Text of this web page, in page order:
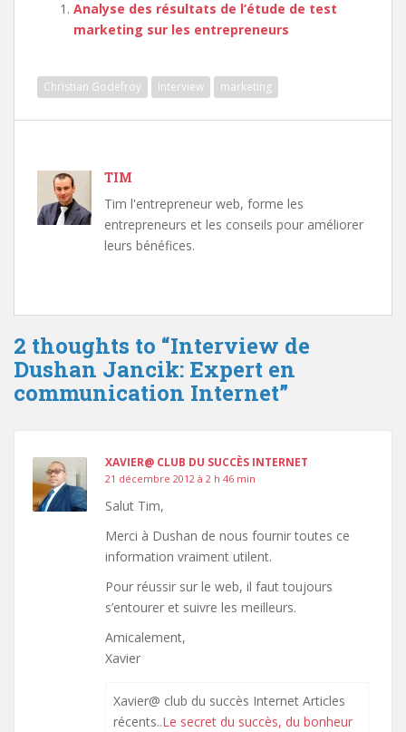
Analyse des résultats de l’étude de test
marketing sur les entrepreneurs
Christian Godefroy Interview marketing
TIM
Tim l'entrepreneur web, forme les
entrepreneurs et les conseils pour améliorer
leurs bénéfices.
2 thoughts to “Interview de
Dushan Jancik: Expert en
communication Internet”
XAVIER@ CLUB DU SUCCÈS INTERNET
21 décembre 2012 à 2 h 46 min
Salut Tim,
Merci à Dushan de nous fournir toutes ce
information vraiment utilent.
Pour réussir sur le web, il faut toujours
s’entourer et suivre les meilleurs.
Amicalement,
Xavier
Xavier@ club du succès Internet Articles
récents..Le secret du succès, du bonheur